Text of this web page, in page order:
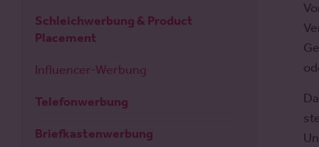
Schleichwerbung & Product
Placement
Influencer-Werbung
Telefonwerbung
Briefkastenwerbung